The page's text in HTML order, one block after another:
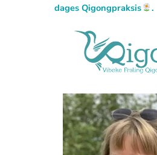
dages Qigongpraksis
.